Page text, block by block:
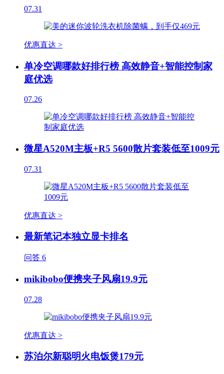
07.31
优惠直达 >
单冷空调哪款好排行榜 高效静音+智能控制家
庭优选
07.26
微星A520M主板+R5 5600散片套装低至1009元
07.31
优惠直达 >
最新笔记本独立显卡排名
问答 6
mikibobo便携夹子风扇19.9元
07.28
优惠直达 >
苏泊尔新聪明火电饭煲179元